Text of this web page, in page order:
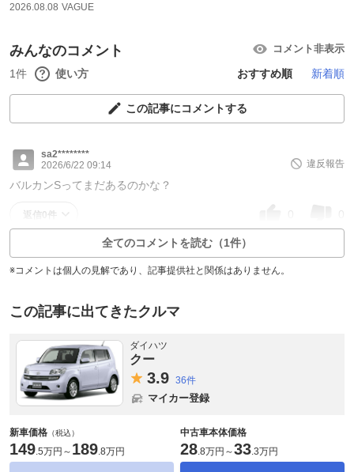
2026.08.08 VAGUE
みんなのコメント コメント非表示
1件 使い方 おすすめ順 新着順
この記事にコメントする
sa2********
2026/6/22 09:14
違反報告
バルカンSってまだあるのかな？
返信0件
全てのコメントを読む（1件）
※コメントは個人の見解であり、記事提供社と関係はありません。
この記事に出てきたクルマ
ダイハツ
クー
3.9 36件
マイカー登録
新車価格 （税込）
149.5万円 ～ 189.8万円
中古車本体価格
28.8万円 ～33.3万円